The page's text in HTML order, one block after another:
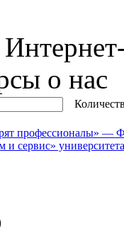
о нас
профессионалы» —
и сервис»